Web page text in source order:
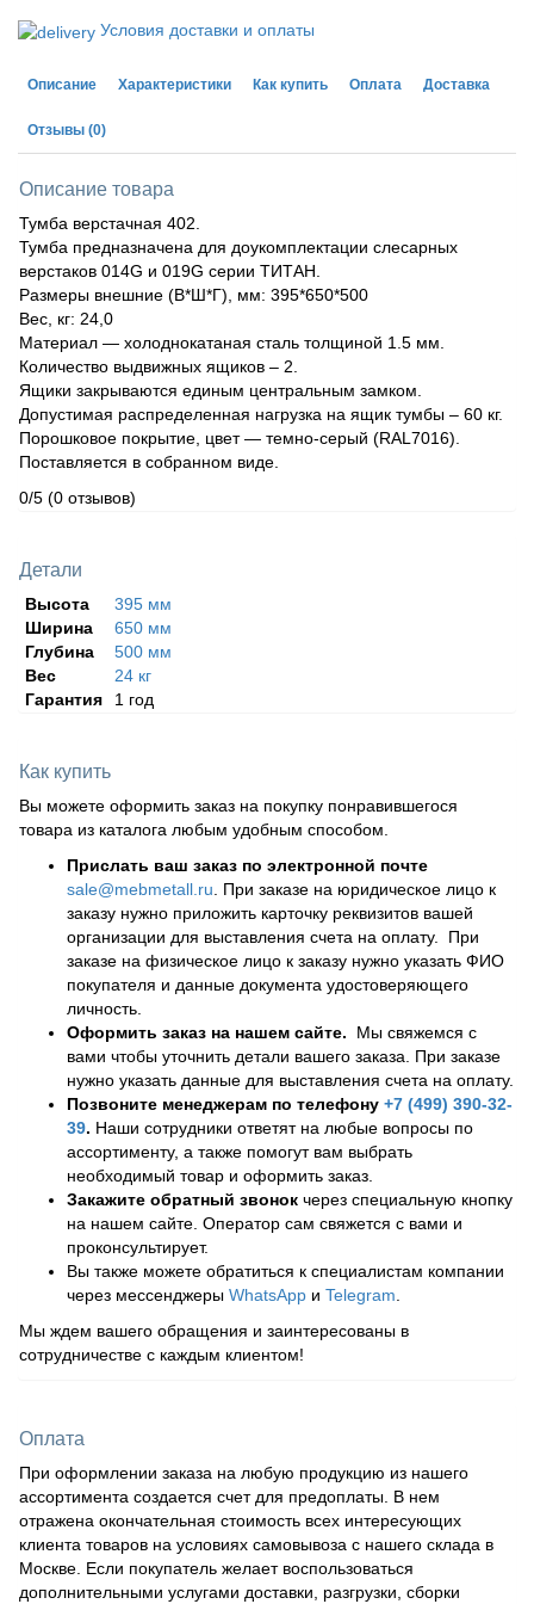
Условия доставки и оплаты
Описание Характеристики Как купить Оплата Доставка
Отзывы (0)
Описание товара
Тумба верстачная 402.
Тумба предназначена для доукомплектации слесарных
верстаков 014G и 019G серии ТИТАН.
Размеры внешние (В*Ш*Г), мм: 395*650*500
Вес, кг: 24,0
Материал — холоднокатаная сталь толщиной 1.5 мм.
Количество выдвижных ящиков – 2.
Ящики закрываются единым центральным замком.
Допустимая распределенная нагрузка на ящик тумбы – 60 кг.
Порошковое покрытие, цвет — темно-серый (RAL7016).
Поставляется в собранном виде.
0/5 (0 отзывов)
Детали
Высота
395 мм
Ширина
650 мм
Глубина
500 мм
Вес
24 кг
Гарантия
1 год
Как купить
Вы можете оформить заказ на покупку понравившегося
товара из каталога любым удобным способом.
Прислать ваш заказ по электронной почте
sale@mebmetall.ru . При заказе на юридическое лицо к
заказу нужно приложить карточку реквизитов вашей
организации для выставления счета на оплату. При
заказе на физическое лицо к заказу нужно указать ФИО
покупателя и данные документа удостоверяющего
личность.
Оформить заказ на нашем сайте. Мы свяжемся с
вами чтобы уточнить детали вашего заказа. При заказе
нужно указать данные для выставления счета на оплату.
Позвоните менеджерам по телефону +7 (499) 390-32-
39. Наши сотрудники ответят на любые вопросы по
ассортименту, а также помогут вам выбрать
необходимый товар и оформить заказ.
Закажите обратный звонок через специальную кнопку
на нашем сайте. Оператор сам свяжется с вами и
проконсультирует.
Вы также можете обратиться к специалистам компании
через мессенджеры WhatsApp и Telegram
Мы ждем вашего обращения и заинтересованы в
сотрудничестве с каждым клиентом!
Оплата
При оформлении заказа на любую продукцию из нашего
ассортимента создается счет для предоплаты. В нем
отражена окончательная стоимость всех интересующих
клиента товаров на условиях самовывоза с нашего склада в
Москве. Если покупатель желает воспользоваться
дополнительными услугами доставки, разгрузки, сборки